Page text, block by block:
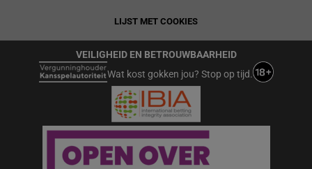
LIJST MET COOKIES
VEILIGHEID EN BETROUWBAARHEID
Wat kost gokken jou? Stop op tijd.